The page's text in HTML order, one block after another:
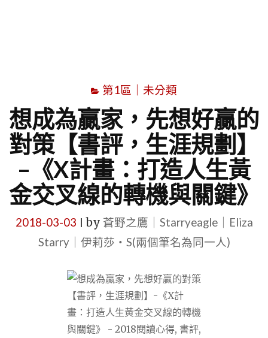
第1區｜未分類
想成為贏家，先想好贏的
對策【書評，生涯規劃】
–《X計畫：打造人生黃
金交叉線的轉機與關鍵》
2018-03-03 by 蒼野之鷹｜Starryeagle｜Eliza
Starry｜伊莉莎・S(兩個筆名為同一人)